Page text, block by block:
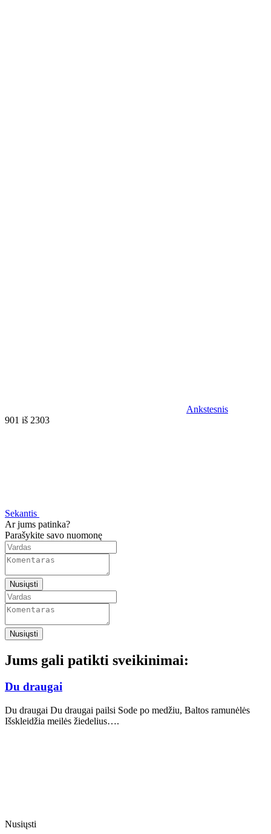
Ankstesnis
901 iš 2303
Sekantis
Ar jums patinka?
Parašykite savo nuomonę
Nusiųsti
Nusiųsti
Jums gali patikti sveikinimai:
Du draugai
Du draugai Du draugai pailsi Sode po medžiu, Baltos ramunėlės
Išskleidžia meilės žiedelius….
Nusiųsti